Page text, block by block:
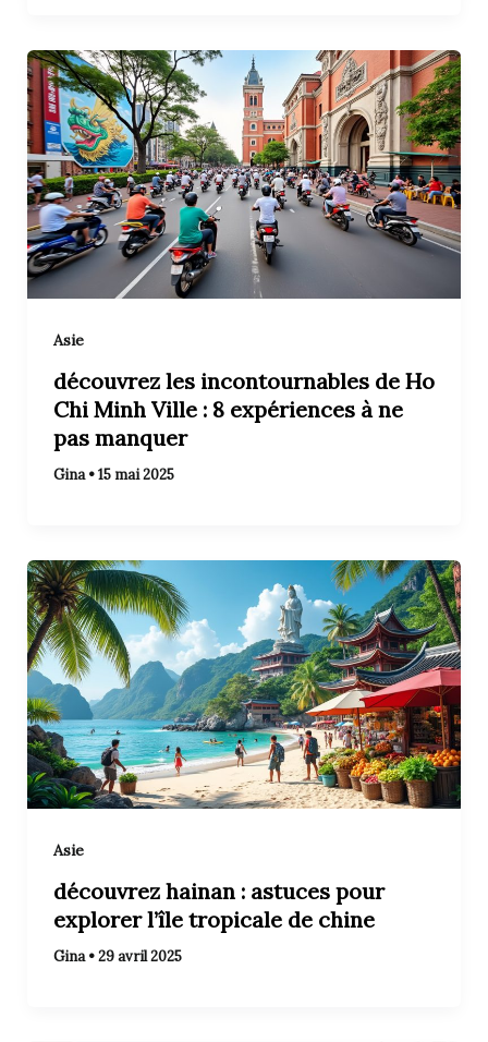
Asie
découvrez les incontournables de Ho
Chi Minh Ville : 8 expériences à ne
pas manquer
Gina•15 mai 2025
Asie
découvrez hainan : astuces pour
explorer l’île tropicale de chine
Gina•29 avril 2025